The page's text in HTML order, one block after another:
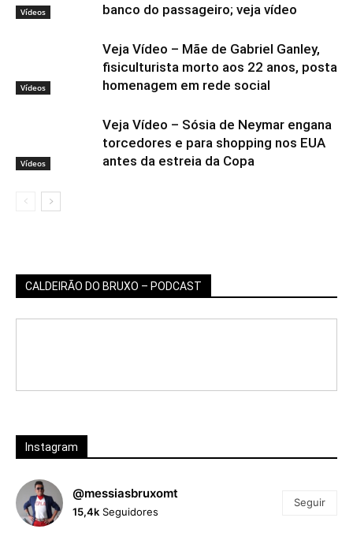
Vídeos
banco do passageiro; veja vídeo
Vídeos
Veja Vídeo – Mãe de Gabriel Ganley,
fisiculturista morto aos 22 anos, posta
homenagem em rede social
Vídeos
Veja Vídeo – Sósia de Neymar engana
torcedores e para shopping nos EUA
antes da estreia da Copa
CALDEIRÃO DO BRUXO – PODCAST
Instagram
@messiasbruxomt
15,4k Seguidores
Seguir